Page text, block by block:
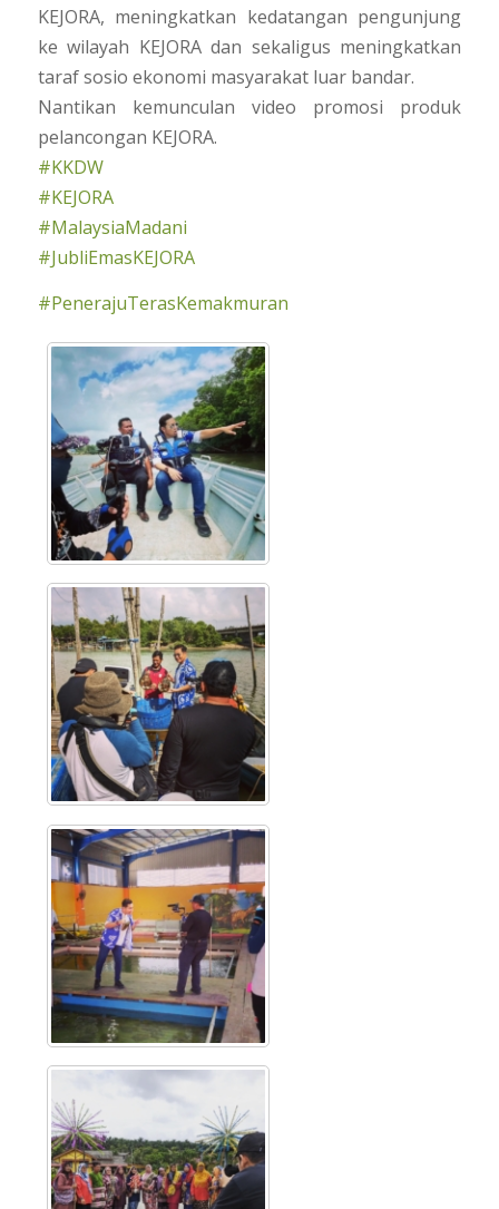
KEJORA, meningkatkan kedatangan pengunjung
ke wilayah KEJORA dan sekaligus meningkatkan
taraf sosio ekonomi masyarakat luar bandar.
Nantikan kemunculan video promosi produk
pelancongan KEJORA.
#KKDW
#KEJORA
#MalaysiaMadani
#JubliEmasKEJORA
#PenerajuTerasKemakmuran